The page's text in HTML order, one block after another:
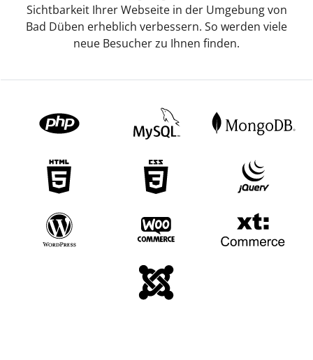
Sichtbarkeit Ihrer Webseite in der Umgebung von
Bad Düben erheblich verbessern. So werden viele
neue Besucher zu Ihnen finden.